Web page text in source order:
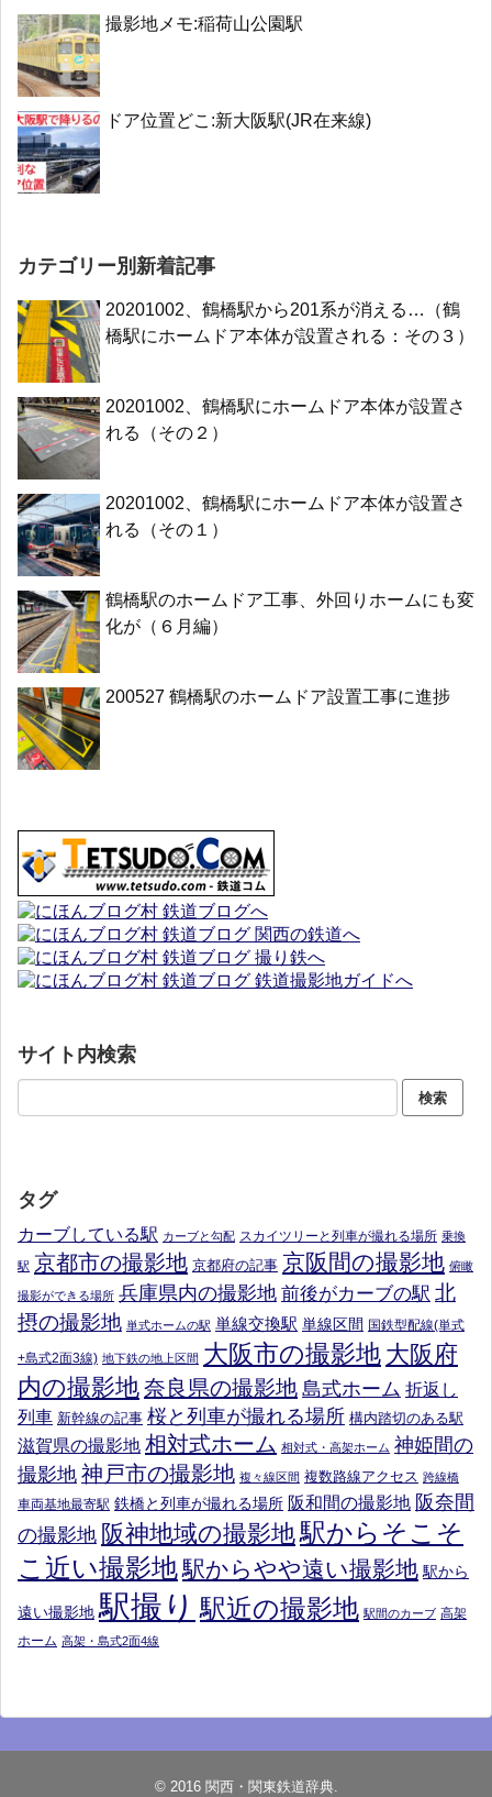
撮影地メモ:稲荷山公園駅
ドア位置どこ:新大阪駅(JR在来線)
カテゴリー別新着記事
20201002、鶴橋駅から201系が消える…（鶴
橋駅にホームドア本体が設置される：その３）
20201002、鶴橋駅にホームドア本体が設置さ
れる（その２）
20201002、鶴橋駅にホームドア本体が設置さ
れる（その１）
鶴橋駅のホームドア工事、外回りホームにも変
化が（６月編）
200527 鶴橋駅のホームドア設置工事に進捗
サイト内検索
タグ
カーブしている駅 カーブと勾配 スカイツリーと列車が撮れる場所 乗換
駅 京都市の撮影地 京都府の記事 京阪間の撮影地 俯瞰
撮影ができる場所 兵庫県内の撮影地 前後がカーブの駅 北
摂の撮影地 単式ホームの駅 単線交換駅 単線区間 国鉄型配線(単式
+島式2面3線) 地下鉄の地上区間 大阪市の撮影地 大阪府
内の撮影地奈良県の撮影地 島式ホーム 折返し
列車 新幹線の記事 桜と列車が撮れる場所 構内踏切のある駅
滋賀県の撮影地 相対式ホーム 相対式・高架ホーム 神姫間の
撮影地神戸市の撮影地 複々線区間 複数路線アクセス 跨線橋
車両基地最寄駅 鉄橋と列車が撮れる場所 阪和間の撮影地 阪奈間
の撮影地 阪神地域の撮影地駅からそこそ
こ近い撮影地駅からやや遠い撮影地 駅から
遠い撮影地 駅撮り 駅近の撮影地 駅間のカーブ 高架
ホーム 高架・島式2面4線
© 2016 関西・関東鉄道辞典.